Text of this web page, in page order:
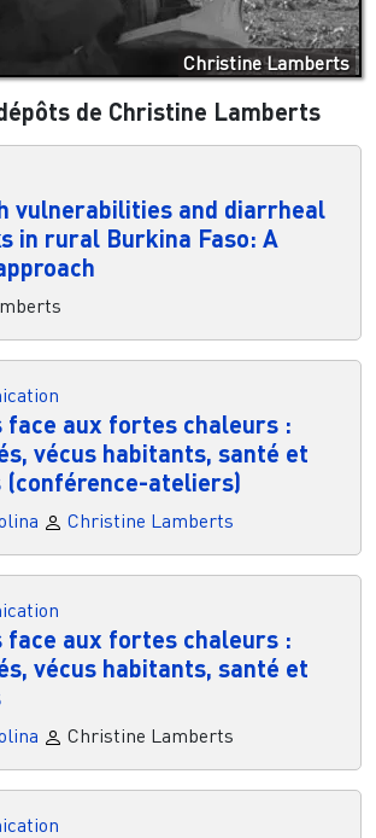
Christine Lamberts
de Christine Lamberts
vulnerabilities and diarrheal
in rural Burkina Faso: A
face aux fortes chaleurs :
vécus habitants, santé et
(conférence-ateliers)
Christine Lamberts
face aux fortes chaleurs :
vécus habitants, santé et
Christine Lamberts